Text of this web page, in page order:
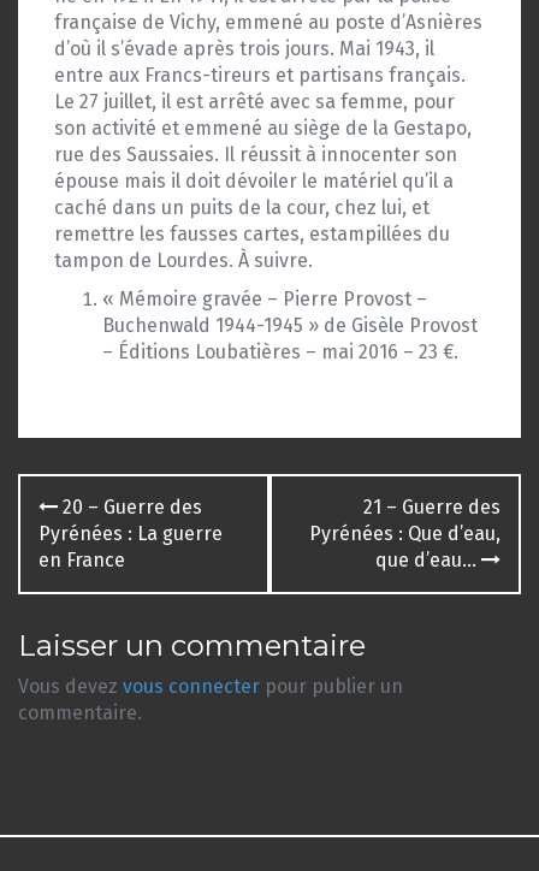
française de Vichy, emmené au poste d’Asnières
d’où il s’évade après trois jours. Mai 1943, il
entre aux Francs-tireurs et partisans français.
Le 27 juillet, il est arrêté avec sa femme, pour
son activité et emmené au siège de la Gestapo,
rue des Saussaies. Il réussit à innocenter son
épouse mais il doit dévoiler le matériel qu’il a
caché dans un puits de la cour, chez lui, et
remettre les fausses cartes, estampillées du
tampon de Lourdes. À suivre.
« Mémoire gravée – Pierre Provost –
Buchenwald 1944-1945 » de Gisèle Provost
– Éditions Loubatières – mai 2016 – 23 €.
Navigation
des
articles
20 – Guerre des
Pyrénées : La guerre
en France
21 – Guerre des
Pyrénées : Que d’eau,
que d’eau…
Laisser un commentaire
Vous devez vous connecter pour publier un
commentaire.